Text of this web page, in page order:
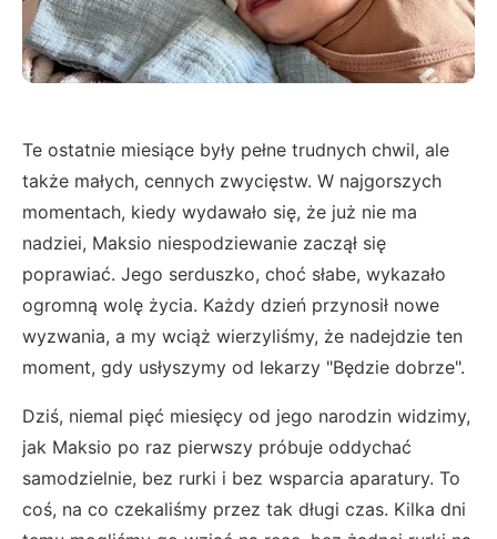
Te ostatnie miesiące były pełne trudnych chwil, ale
także małych, cennych zwycięstw. W najgorszych
momentach, kiedy wydawało się, że już nie ma
nadziei, Maksio niespodziewanie zaczął się
poprawiać. Jego serduszko, choć słabe, wykazało
ogromną wolę życia. Każdy dzień przynosił nowe
wyzwania, a my wciąż wierzyliśmy, że nadejdzie ten
moment, gdy usłyszymy od lekarzy "Będzie dobrze".
Dziś, niemal pięć miesięcy od jego narodzin widzimy,
jak Maksio po raz pierwszy próbuje oddychać
samodzielnie, bez rurki i bez wsparcia aparatury. To
coś, na co czekaliśmy przez tak długi czas. Kilka dni